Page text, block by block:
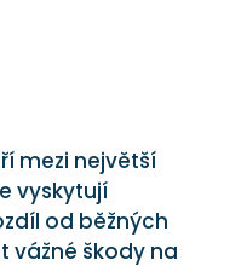
mezi největší
vyskytují
od běžných
vážné škody na